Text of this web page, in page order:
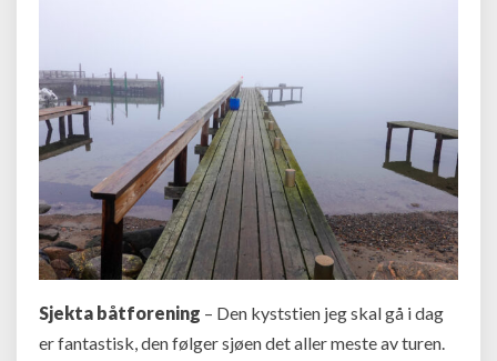
Sjekta båtforening – Den kyststien jeg skal gå i dag
er fantastisk, den følger sjøen det aller meste av turen.